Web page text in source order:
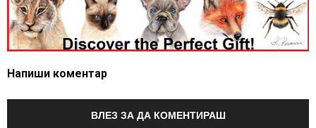
Напиши коментар
ВЛЕЗ ЗА ДА КОМЕНТИРАШ